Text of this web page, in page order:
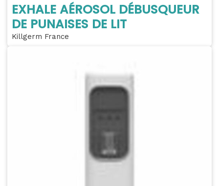
EXHALE AÉROSOL DÉBUSQUEUR
DE PUNAISES DE LIT
Killgerm France